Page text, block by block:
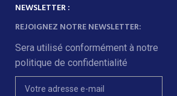
NEWSLETTER :
REJOIGNEZ NOTRE NEWSLETTER:
Sera utilisé conformément à notre
politique de confidentialité